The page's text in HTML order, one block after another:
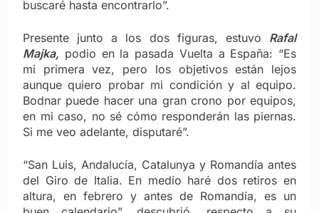
buscaré hasta encontrarlo”.
Presente junto a los dos figuras, estuvo Rafal
Majka, podio en la pasada Vuelta a España: “Es
mi primera vez, pero los objetivos están lejos
aunque quiero probar mi condición y al equipo.
Bodnar puede hacer una gran crono por equipos,
en mi caso, no sé cómo responderán las piernas.
Si me veo adelante, disputaré”.
“San Luis, Andalucía, Catalunya y Romandía antes
del Giro de Italia. En medio haré dos retiros en
altura, en febrero y antes de Romandía, es un